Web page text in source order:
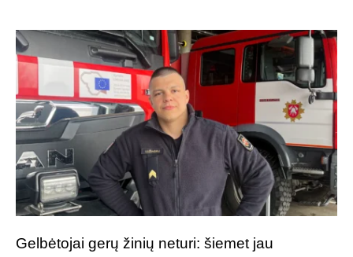
Gelbėtojai gerų žinių neturi: šiemet jau